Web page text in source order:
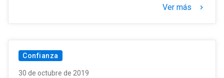
Ver más keyboard_arrow_right
Confianza
30 de octubre de 2019